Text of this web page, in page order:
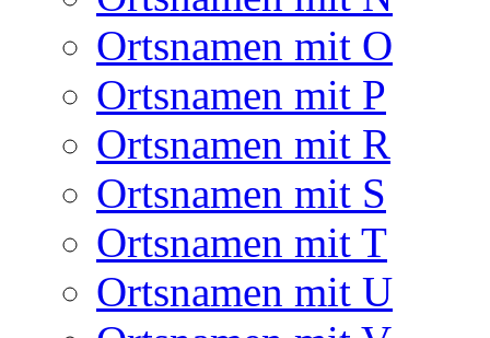
Ortsnamen mit O
Ortsnamen mit P
Ortsnamen mit R
Ortsnamen mit S
Ortsnamen mit T
Ortsnamen mit U